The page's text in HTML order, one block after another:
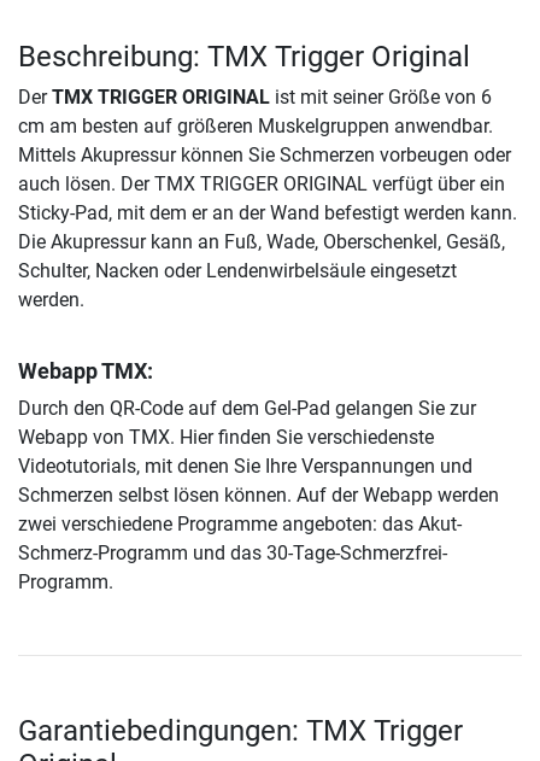
Beschreibung: TMX Trigger Original
DerTMX TRIGGER ORIGINAL ist mit seiner Größe von 6
cm am besten auf größeren Muskelgruppen anwendbar.
Mittels Akupressur können Sie Schmerzen vorbeugen oder
auch lösen. Der TMX TRIGGER ORIGINAL verfügt über ein
Sticky-Pad, mit dem er an der Wand befestigt werden kann.
Die Akupressur kann an Fuß, Wade, Oberschenkel, Gesäß,
Schulter, Nacken oder Lendenwirbelsäule eingesetzt
werden.
Webapp TMX:
Durch den QR-Code auf dem Gel-Pad gelangen Sie zur
Webapp von TMX. Hier finden Sie verschiedenste
Videotutorials, mit denen Sie Ihre Verspannungen und
Schmerzen selbst lösen können. Auf der Webapp werden
zwei verschiedene Programme angeboten: das Akut-
Schmerz-Programm und das 30-Tage-Schmerzfrei-
Programm.
Garantiebedingungen: TMX Trigger